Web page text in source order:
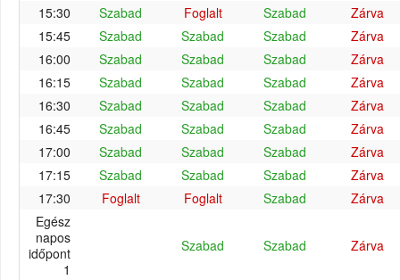
15:30
Szabad Foglalt Szabad
Zárva
15:45
Szabad Szabad Szabad
Zárva
16:00
Szabad Szabad Szabad
Zárva
16:15
Szabad Szabad Szabad
Zárva
16:30
Szabad Szabad Szabad
Zárva
16:45
Szabad Szabad Szabad
Zárva
17:00
Szabad Szabad Szabad
Zárva
17:15
Szabad Szabad Szabad
Zárva
17:30
Foglalt Foglalt Szabad
Zárva
Egész
napos
időpont
1
Szabad Szabad Zárva